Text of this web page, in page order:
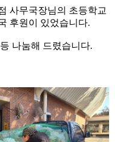
사무국장님의 초등학교
후원이 있었습니다.
나눔해 드렸습니다.